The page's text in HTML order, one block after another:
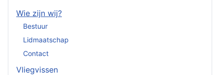
Wie zijn wij?
Bestuur
Lidmaatschap
Contact
Vliegvissen